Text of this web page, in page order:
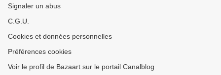
Signaler un abus
C.G.U.
Cookies et données personnelles
Préférences cookies
Voir le profil de Bazaart sur le portail Canalblog